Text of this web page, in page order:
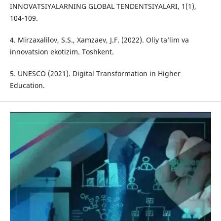
INNOVATSIYALARNING GLOBAL TENDENTSIYALARI, 1(1),
104-109.
4. Mirzaxalilov, S.S., Xamzaev, J.F. (2022). Oliy ta’lim va
innovatsion ekotizim. Toshkent.
5. UNESCO (2021). Digital Transformation in Higher
Education.